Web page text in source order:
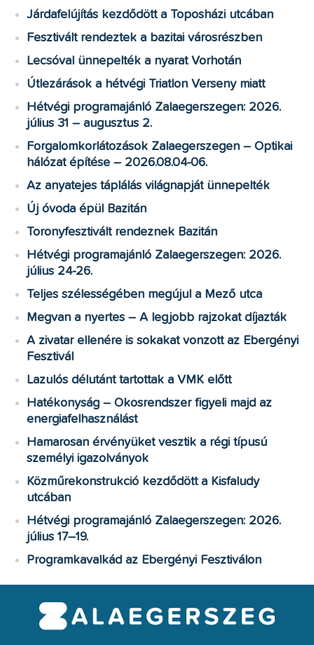
Járdafelújítás kezdődött a Toposházi utcában
Fesztivált rendeztek a bazitai városrészben
Lecsóval ünnepelték a nyarat Vorhotán
Útlezárások a hétvégi Triatlon Verseny miatt
Hétvégi programajánló Zalaegerszegen: 2026.
július 31 – augusztus 2.
Forgalomkorlátozások Zalaegerszegen – Optikai
hálózat építése – 2026.08.04-06.
Az anyatejes táplálás világnapját ünnepelték
Új óvoda épül Bazitán
Toronyfesztivált rendeznek Bazitán
Hétvégi programajánló Zalaegerszegen: 2026.
július 24-26.
Teljes szélességében megújul a Mező utca
Megvan a nyertes – A legjobb rajzokat díjazták
A zivatar ellenére is sokakat vonzott az Ebergényi
Fesztivál
Lazulós délutánt tartottak a VMK előtt
Hatékonyság – Okosrendszer figyeli majd az
energiafelhasználást
Hamarosan érvényüket vesztik a régi típusú
személyi igazolványok
Közműrekonstrukció kezdődött a Kisfaludy
utcában
Hétvégi programajánló Zalaegerszegen: 2026.
július 17–19.
Programkavalkád az Ebergényi Fesztiválon